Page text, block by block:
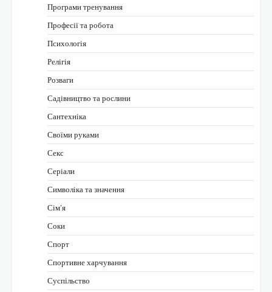
Програми тренування
Професії та робота
Психологія
Релігія
Розваги
Садівництво та рослини
Сантехніка
Своїми руками
Секс
Серіали
Символіка та значення
Сім’я
Соки
Спорт
Спортивне харчування
Суспільство